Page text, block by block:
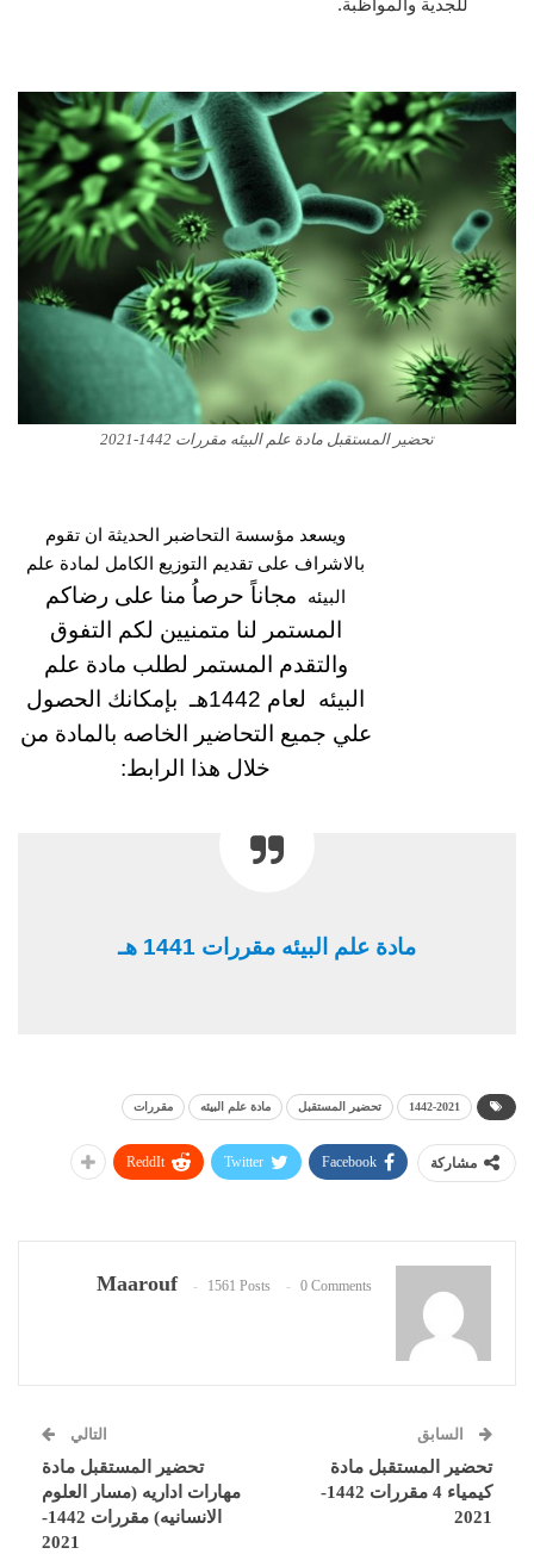
للجدية والمواظبة.
تحضير المستقبل مادة علم البيئه مقررات 1442-2021
ويسعد مؤسسة التحاضبر الحديثة ان تقوم
بالاشراف على تقديم التوزيع الكامل لمادة علم
البيئه
مجاناً حرصاُ منا على رضاكم
المستمر لنا متمنيين لكم التفوق
والتقدم المستمر لطلب مادة علم
البيئه
لعام 1442هـ بإمكانك الحصول
علي جميع التحاضير الخاصه بالمادة من
خلال هذا الرابط:
مادة علم البيئه مقررات 1441 هـ
1442-2021 تحضير المستقبل مادة علم البيئه مقررات
مشاركة Facebook
Twitter
ReddIt
Maarouf 1561 Posts 0 Comments
السابق
تحضير المستقبل مادة
كيمياء 4 مقررات 1442-
2021
التالي
تحضير المستقبل مادة
مهارات اداريه (مسار العلوم
الانسانيه) مقررات 1442-
2021